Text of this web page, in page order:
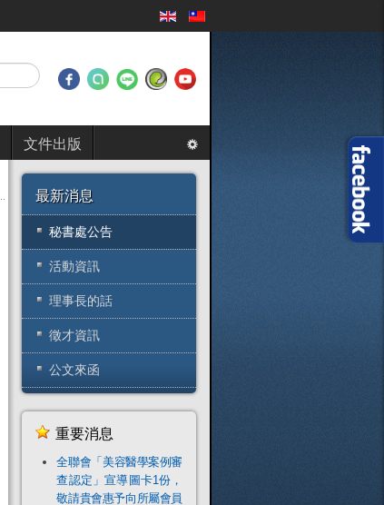
文件出版
最新消息
秘書處公告
活動資訊
理事長的話
徵才資訊
公文來函
重要消息
全聯會「​美容醫學案例審
查認定」宣導圖卡1份，
敬請貴會惠予向所屬會員